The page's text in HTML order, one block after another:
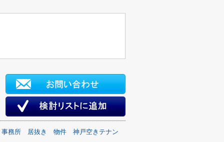
事務所 居抜き 物件 神戸空きテナン